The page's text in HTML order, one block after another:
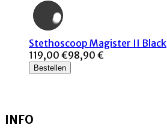
Stethoscoop Magister II Black
119,00 €98,90 €
Bestellen
INFO